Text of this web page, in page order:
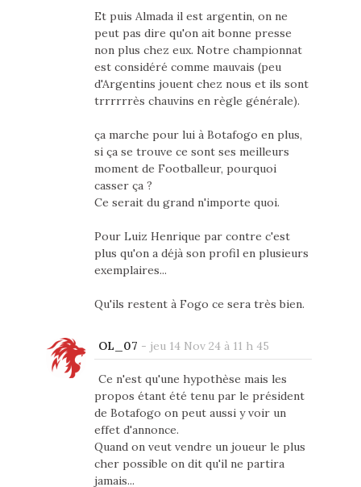
Et puis Almada il est argentin, on ne
peut pas dire qu'on ait bonne presse
non plus chez eux. Notre championnat
est considéré comme mauvais (peu
d'Argentins jouent chez nous et ils sont
trrrrrrès chauvins en règle générale).
ça marche pour lui à Botafogo en plus,
si ça se trouve ce sont ses meilleurs
moment de Footballeur, pourquoi
casser ça ?
Ce serait du grand n'importe quoi.
Pour Luiz Henrique par contre c'est
plus qu'on a déjà son profil en plusieurs
exemplaires...
Qu'ils restent à Fogo ce sera très bien.
OL_07 - jeu 14 Nov 24 à 11 h 45
Ce n'est qu'une hypothèse mais les
propos étant été tenu par le président
de Botafogo on peut aussi y voir un
effet d'annonce.
Quand on veut vendre un joueur le plus
cher possible on dit qu'il ne partira
jamais...